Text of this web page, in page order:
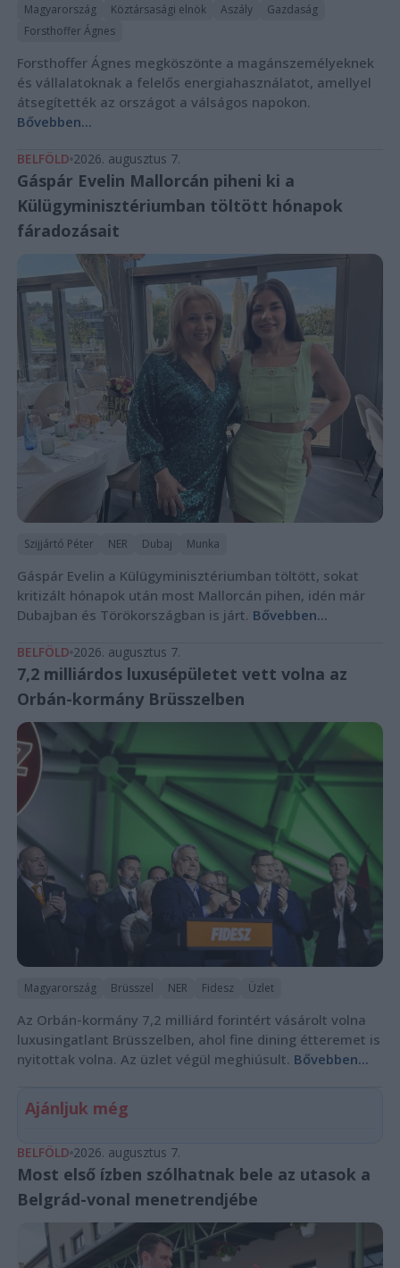
Magyarország Köztársasági elnök Aszály
Gazdaság
Forsthoffer Ágnes
Forsthoffer Ágnes megköszönte a magánszemélyeknek
és vállalatoknak a felelős energiahasználatot, amellyel
átsegítették az országot a válságos napokon.
Bővebben...
BELFÖLD 2026. augusztus 7.
Gáspár Evelin Mallorcán piheni ki a
Külügyminisztériumban töltött hónapok
fáradozásait
Szijjártó Péter NER Dubaj Munka
Gáspár Evelin a Külügyminisztériumban töltött, sokat
kritizált hónapok után most Mallorcán pihen, idén már
Dubajban és Törökországban is járt. Bővebben...
BELFÖLD 2026. augusztus 7.
7,2 milliárdos luxusépületet vett volna az
Orbán-kormány Brüsszelben
Magyarország Brüsszel NER Fidesz Üzlet
Az Orbán-kormány 7,2 milliárd forintért vásárolt volna
luxusingatlant Brüsszelben, ahol fine dining étteremet is
nyitottak volna. Az üzlet végül meghiúsult. Bővebben...
Ajánljuk még
BELFÖLD 2026. augusztus 7.
Most első ízben szólhatnak bele az utasok a
Belgrád-vonal menetrendjébe